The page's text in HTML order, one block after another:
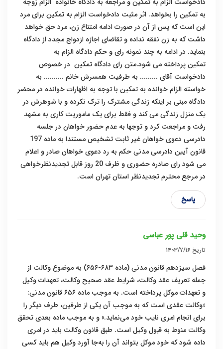
به تمکین را بخواهد. اثر مثبت دادخواست الزام به تمکین برای مرد
این است که پس از آن در صورت ادامه امتناع زن، مرد حق خواهد
داشت که به زن نفقه نداده و تقاضای اجازه ازدواج مجدد از دادگاه
بنماید. در ادامه به چند نمونه رای و حکم دادگاه الزام به
تمکین پرداخته می شود.متن رای دادگاه تمکین در خصوص
دادخواست آقای ......... به طرفیت همسرش خانم .......... به
خواسته الزام خوانده به تمکین با توجه به اظهارات خوانده در محضر
دادگاه مبنی بر اینکه زندگی مشترک را ترک نکرده و با شوهرش در
یک منزل زندگی می کند و فقط برای یک ماموریت کاری به مشهد
رفت و مراجعت کرد و توجها به عدم حضور خواهان در جلسه
دادرسی دعوی خواهان غیر ثابت تشخیص مستندا به ماده 197
قانون آیین دادرسی مدنی حکم به رد دعوی خواهان صادر و اعلام
می شود رای صادره حضوری و ظرف 20 روز قابل تجدیدنظرخواهی
در مرجع محترم تجدیدنظر استان تهران است.
پاسخ
وحید قلی پور عباسی
تاریخ ۱۴۰۳/۷/۱۶
فصل سیزدهم قانون مدنی (ماده ۶۸۳-۶۵۶) به موضوع وکالت از
جمله تعریف عقد وکالت، شرایط عقد صحیح وکالت، تعهدات وکیل
و تعهدات موکل پرداخته است. به موجب ماده ۶۵۶ قانون مدنی:
«وکالت عقدی است که به موجب آن یکی از طرفین، طرف دیگر را
برای انجام امری نایب خود می‌نماید.» و به موجب ماده بعدی تحقق
وکالت منوط به قبول وکیل است. طبق قانون وکالت باید در امری
داده شود که خود موکل بتواند آن را به‌جا آورد وکیل هم باید کسی